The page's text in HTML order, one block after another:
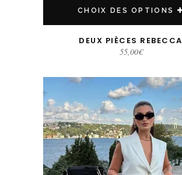
CHOIX DES OPTIONS
DEUX PIÈCES REBECCA
55,00€